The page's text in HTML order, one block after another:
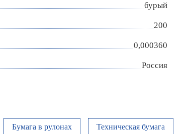
бурый
200
0,000360
Россия
Бумага в рулонах Техническая бумага